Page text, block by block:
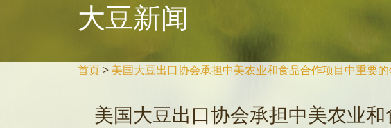
大豆新闻
首页> 美国大豆出口协会承担中美农业和食品合作项目中重要
美国大豆出口协会承担中美农业